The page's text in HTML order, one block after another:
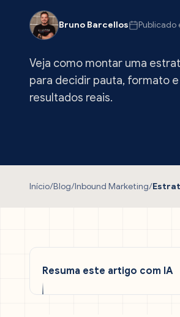
Bruno Barcellos Publicado
Veja como montar uma
para decidir pauta, formato
resultados reais.
Início/Blog/Inbound Marketing/
Resuma este artigo com IA